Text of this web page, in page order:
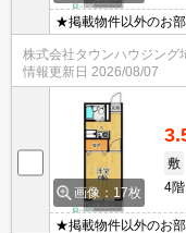
★掲載物件以外のお
探しはタウンハウジ
株式会社タウンハウジング
情報更新日 2026/08/07
画像：17枚
敷
4階
★掲載物件以外のお